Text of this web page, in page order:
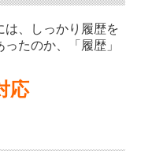
は、しっかり履歴を
ったのか、「履歴」
応